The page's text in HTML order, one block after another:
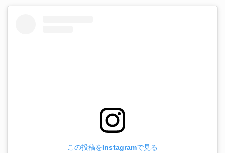
この投稿をInstagramで見る